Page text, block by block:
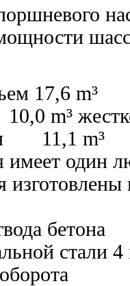
мощности
17,6 m³
m³
11,1 m³
имеет один
бетона
стали